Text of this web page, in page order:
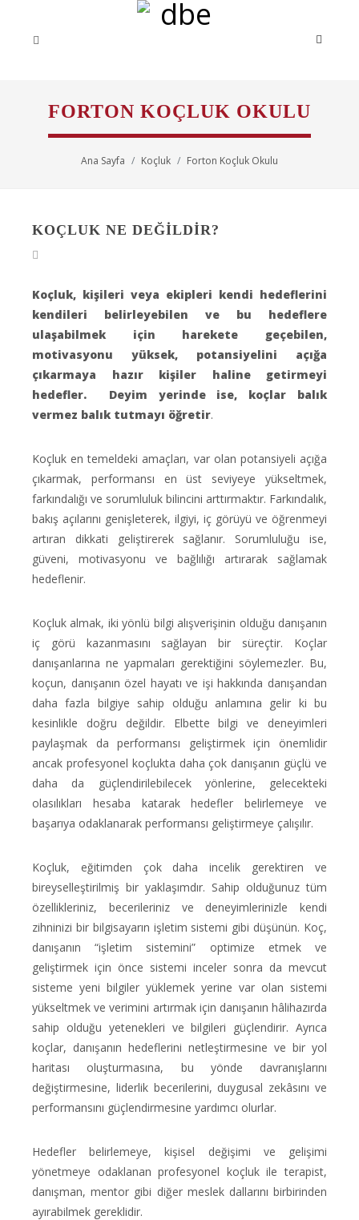
FORTON KOÇLUK OKULU
Ana Sayfa Koçluk Forton Koçluk Okulu
KOÇLUK NE DEĞİLDİR?
Koçluk, kişileri veya ekipleri kendi hedeflerini
kendileri belirleyebilen ve bu hedeflere
ulaşabilmek için harekete geçebilen,
motivasyonu yüksek, potansiyelini açığa
çıkarmaya hazır kişiler haline getirmeyi
hedefler. Deyim yerinde ise, koçlar balık
vermez balık tutmayı öğretir.
Koçluk en temeldeki amaçları, var olan potansiyeli açığa
çıkarmak, performansı en üst seviyeye yükseltmek,
farkındalığı ve sorumluluk bilincini arttırmaktır. Farkındalık,
bakış açılarını genişleterek, ilgiyi, iç görüyü ve öğrenmeyi
artıran dikkati geliştirerek sağlanır. Sorumluluğu ise,
güveni, motivasyonu ve bağlılığı artırarak sağlamak
hedeflenir.
Koçluk almak, iki yönlü bilgi alışverişinin olduğu danışanın
iç görü kazanmasını sağlayan bir süreçtir. Koçlar
danışanlarına ne yapmaları gerektiğini söylemezler. Bu,
koçun, danışanın özel hayatı ve işi hakkında danışandan
daha fazla bilgiye sahip olduğu anlamına gelir ki bu
kesinlikle doğru değildir. Elbette bilgi ve deneyimleri
paylaşmak da performansı geliştirmek için önemlidir
ancak profesyonel koçlukta daha çok danışanın güçlü ve
daha da güçlendirilebilecek yönlerine, gelecekteki
olasılıkları hesaba katarak hedefler belirlemeye ve
başarıya odaklanarak performansı geliştirmeye çalışılır.
Koçluk, eğitimden çok daha incelik gerektiren ve
bireyselleştirilmiş bir yaklaşımdır. Sahip olduğunuz tüm
özellikleriniz, becerileriniz ve deneyimlerinizle kendi
zihninizi bir bilgisayarın işletim sistemi gibi düşünün. Koç,
danışanın “işletim sistemini” optimize etmek ve
geliştirmek için önce sistemi inceler sonra da mevcut
sisteme yeni bilgiler yüklemek yerine var olan sistemi
yükseltmek ve verimini artırmak için danışanın hâlihazırda
sahip olduğu yetenekleri ve bilgileri güçlendirir. Ayrıca
koçlar, danışanın hedeflerini netleştirmesine ve bir yol
haritası oluşturmasına, bu yönde davranışlarını
değiştirmesine, liderlik becerilerini, duygusal zekâsını ve
performansını güçlendirmesine yardımcı olurlar.
Hedefler belirlemeye, kişisel değişimi ve gelişimi
yönetmeye odaklanan profesyonel koçluk ile terapist,
danışman, mentor gibi diğer meslek dallarını birbirinden
ayırabilmek gereklidir.